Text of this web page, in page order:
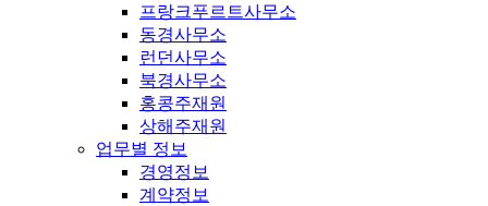
프랑크푸르트사무소
동경사무소
런던사무소
북경사무소
홍콩주재원
상해주재원
업무별 정보
경영정보
계약정보